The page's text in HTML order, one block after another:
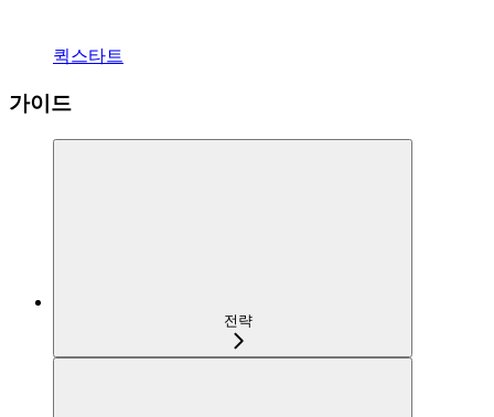
퀵스타트
가이드
전략